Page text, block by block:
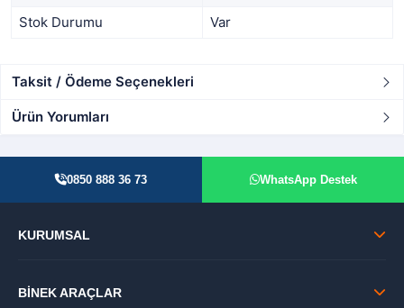
Stok Durumu
Var
Taksit / Ödeme Seçenekleri
Ürün Yorumları
0850 888 36 73 WhatsApp Destek
KURUMSAL
BİNEK ARAÇLAR